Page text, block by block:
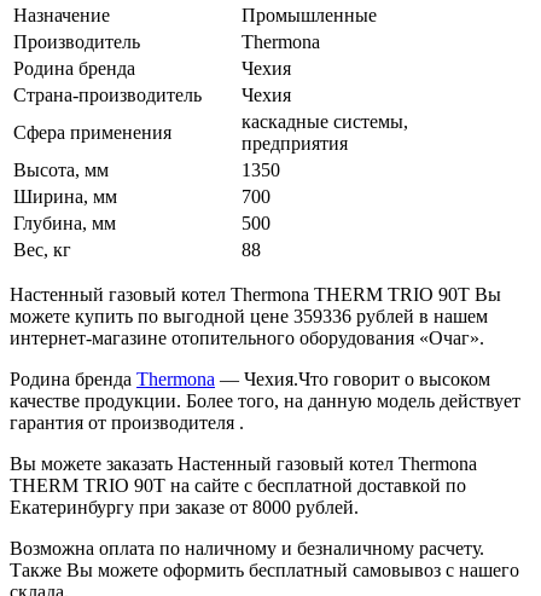
Назначение
Промышленные
Производитель
Thermona
Родина бренда
Чехия
Страна-производитель
Чехия
Сфера применения
каскадные системы,
предприятия
Высота, мм
1350
Ширина, мм
700
Глубина, мм
500
Вес, кг
88
Настенный газовый котел Thermona THERM TRIO 90T Вы
можете купить по выгодной цене 359336 рублей в нашем
интернет-магазине отопительного оборудования «Очаг».
Родина бренда Thermona — Чехия.Что говорит о высоком
качестве продукции. Более того, на данную модель действует
гарантия от производителя .
Вы можете заказать Настенный газовый котел Thermona
THERM TRIO 90T на сайте с бесплатной доставкой по
Екатеринбургу при заказе от 8000 рублей.
Возможна оплата по наличному и безналичному расчету.
Также Вы можете оформить бесплатный самовывоз с нашего
склада.